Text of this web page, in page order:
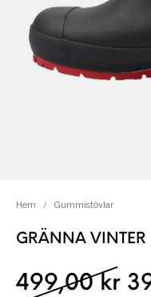
Hem / Gummistövlar
GRÄNNA VINTER
499,00 kr